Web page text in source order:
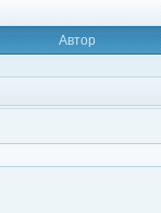
Автор